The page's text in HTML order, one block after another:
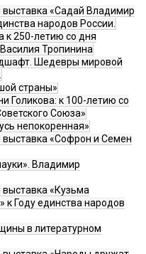
выставка «Садай Владимир
народов России.
к 250-летию со дня
Тропинина
Шедевры мировой
страны»
Голикова: к 100-летию со
Союза»
непокоренная»
выставка «Софрон и Семен
Владимир
«Кузьма
к Году единства народов
в литературном